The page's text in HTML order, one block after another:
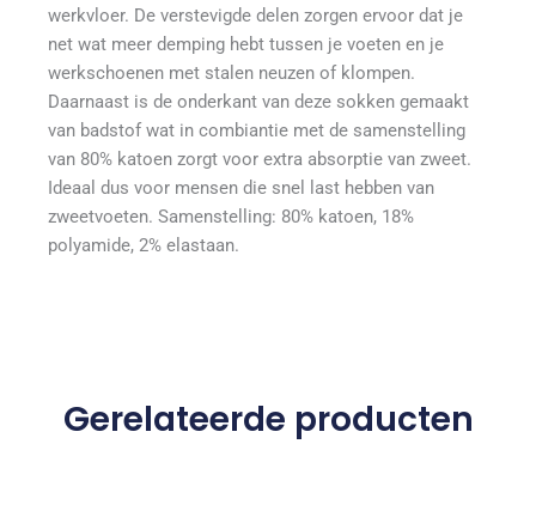
werkvloer. De verstevigde delen zorgen ervoor dat je
net wat meer demping hebt tussen je voeten en je
werkschoenen met stalen neuzen of klompen.
Daarnaast is de onderkant van deze sokken gemaakt
van badstof wat in combiantie met de samenstelling
van 80% katoen zorgt voor extra absorptie van zweet.
Ideaal dus voor mensen die snel last hebben van
zweetvoeten. Samenstelling: 80% katoen, 18%
polyamide, 2% elastaan.
Gerelateerde producten